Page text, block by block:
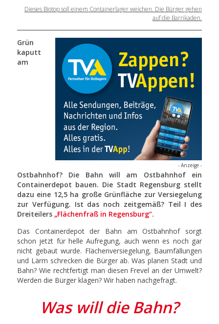
Dieses Biotop soll einem Containerlager weichen. Die Bürger gehen
auf die Barrikaden.
- Anzeige -
Grün
kaputt
am
Ostbahnhof? Die Bahn will am Ostbahnhof ein
Containerdepot bauen. Die Stadt Regensburg stellt
dazu eine 12,5 ha große Grünfläche zur Versiegelung
zur Verfügung. Ist das noch zeitgemäß? Teil I des
Dreiteilers „Flächenfraß in Regensburg“.
Das Containerdepot der Bahn am Ostbahnhof sorgt
schon jetzt für helle Aufregung, auch wenn es noch gar
nicht gebaut wurde. Flächenversiegelung, Baumfällungen
und Lärm schrecken die Bürger ab. Was planen Stadt und
Bahn? Wie rechtfertigt man diesen Frevel an der Umwelt?
Werden die Bürger klagen? Wir haben nachgefragt.
Was will die Bahn?